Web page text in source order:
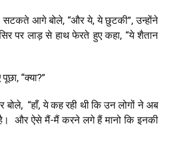
आगे बोले, “और ये, ये छुटकी”, उन्होंने
पर लाड़ से हाथ फेरते हुए कहा, “ये शैतान
“क्या?”
बोले, “हाँ, ये कह रही थी कि उन लोगों ने अब
है। और ऐसे मैं-मैं करने लगे हैं मानो कि इनकी